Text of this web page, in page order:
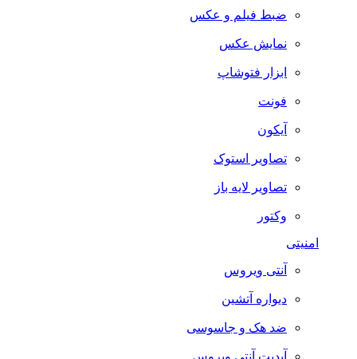
ضبط فيلم و عكس
نمایش عکس
ابزار فتوشاپ
فونت
آیکون
تصاویر استوک
تصاویر لایه باز
وکتور
امنیتی
آنتی ویروس
دیواره آتشین
ضد هک و جاسوسی
آپدیت آنتی ویروس